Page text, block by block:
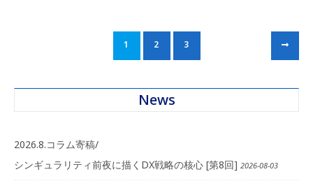
1 2 3
News
2026.8.コラム寄稿/
シンギュラリティ前夜に描くDX戦略の核心 [第8回] 2026-08-03